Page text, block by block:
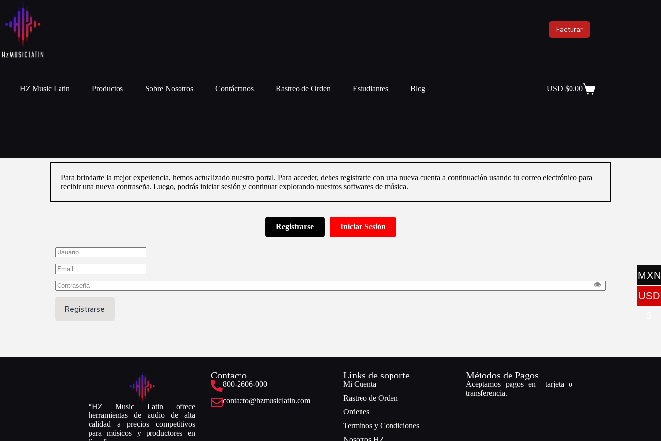
Facturar
HZ Music Latin Productos Sobre Nosotros Contáctanos Rastreo de Orden Estudiantes Blog USD $0.00
Para brindarte la mejor experiencia, hemos actualizado nuestro portal. Para acceder, debes registrarte con una nueva cuenta a continuación usando tu correo electrónico para
recibir una nueva contraseña. Luego, podrás iniciar sesión y continuar explorando nuestros softwares de música.
Registrarse Iniciar Sesión
👁️
Registrarse
“HZ Music Latin ofrece
herramientas de audio de alta
calidad a precios competitivos
para músicos y productores en
Contacto
800-2606-000
contacto@hzmusiclatin.com
Links de soporte
Mi Cuenta
Rastreo de Orden
Ordenes
Terminos y Condiciones
Nosotros HZ
Métodos de Pagos
Aceptamos pagos en tarjeta o
transferencia.
MXN
$
USD